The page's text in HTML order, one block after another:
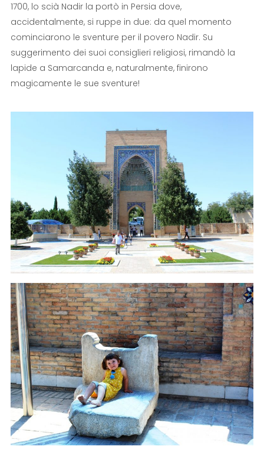
1700, lo scià Nadir la portò in Persia dove,
accidentalmente, si ruppe in due: da quel momento
cominciarono le sventure per il povero Nadir. Su
suggerimento dei suoi consiglieri religiosi, rimandò la
lapide a Samarcanda e, naturalmente, finirono
magicamente le sue sventure!